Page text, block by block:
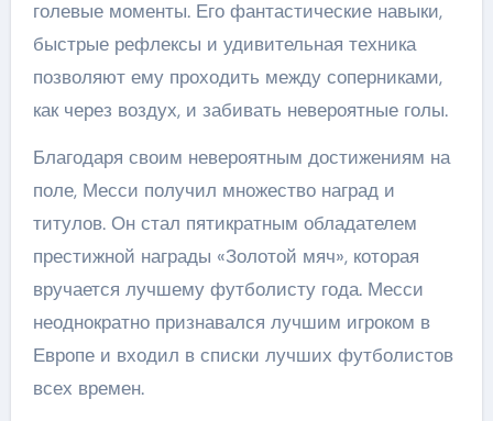
голевые моменты. Его фантастические навыки,
быстрые рефлексы и удивительная техника
позволяют ему проходить между соперниками,
как через воздух, и забивать невероятные голы.
Благодаря своим невероятным достижениям на
поле, Месси получил множество наград и
титулов. Он стал пятикратным обладателем
престижной награды «Золотой мяч», которая
вручается лучшему футболисту года. Месси
неоднократно признавался лучшим игроком в
Европе и входил в списки лучших футболистов
всех времен.